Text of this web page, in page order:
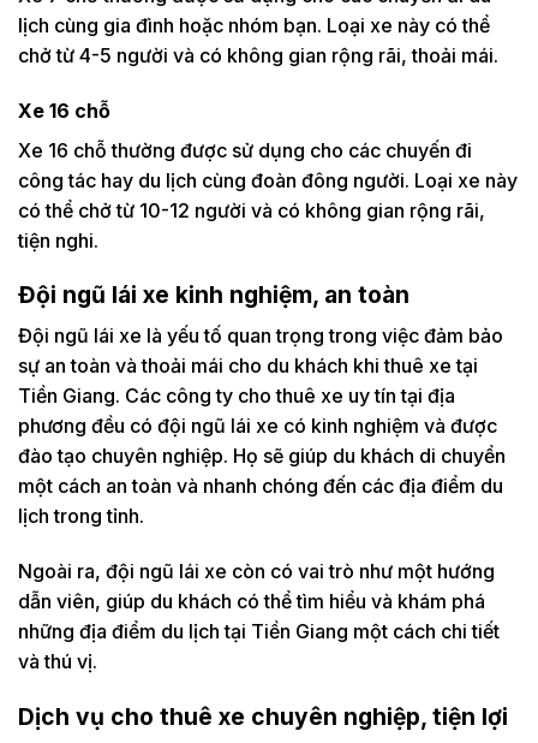
lịch cùng gia đình hoặc nhóm bạn. Loại xe này có thể
chở từ 4-5 người và có không gian rộng rãi, thoải mái.
Xe 16 chỗ
Xe 16 chỗ thường được sử dụng cho các chuyến đi
công tác hay du lịch cùng đoàn đông người. Loại xe này
có thể chở từ 10-12 người và có không gian rộng rãi,
tiện nghi.
Đội ngũ lái xe kinh nghiệm, an toàn
Đội ngũ lái xe là yếu tố quan trọng trong việc đảm bảo
sự an toàn và thoải mái cho du khách khi thuê xe tại
Tiền Giang. Các công ty cho thuê xe uy tín tại địa
phương đều có đội ngũ lái xe có kinh nghiệm và được
đào tạo chuyên nghiệp. Họ sẽ giúp du khách di chuyển
một cách an toàn và nhanh chóng đến các địa điểm du
lịch trong tỉnh.
Ngoài ra, đội ngũ lái xe còn có vai trò như một hướng
dẫn viên, giúp du khách có thể tìm hiểu và khám phá
những địa điểm du lịch tại Tiền Giang một cách chi tiết
và thú vị.
Dịch vụ cho thuê xe chuyên nghiệp, tiện lợi